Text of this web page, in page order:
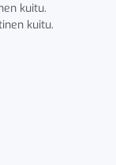
kuitu.
kuitu.